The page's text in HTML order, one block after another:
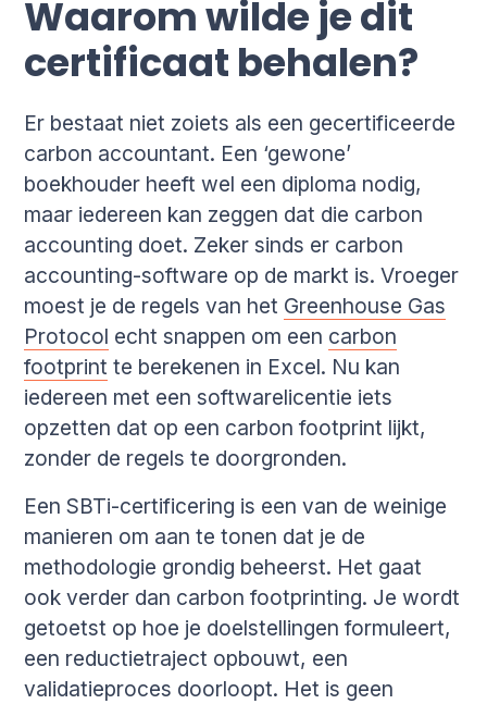
Waarom wilde je dit
certificaat behalen?
Er bestaat niet zoiets als een gecertificeerde
carbon accountant. Een ‘gewone’
boekhouder heeft wel een diploma nodig,
maar iedereen kan zeggen dat die carbon
accounting doet. Zeker sinds er carbon
accounting-software op de markt is. Vroeger
moest je de regels van het Greenhouse Gas
Protocol echt snappen om een carbon
footprint te berekenen in Excel. Nu kan
iedereen met een softwarelicentie iets
opzetten dat op een carbon footprint lijkt,
zonder de regels te doorgronden.
Een SBTi-certificering is een van de weinige
manieren om aan te tonen dat je de
methodologie grondig beheerst. Het gaat
ook verder dan carbon footprinting. Je wordt
getoetst op hoe je doelstellingen formuleert,
een reductietraject opbouwt, een
validatieproces doorloopt. Het is geen